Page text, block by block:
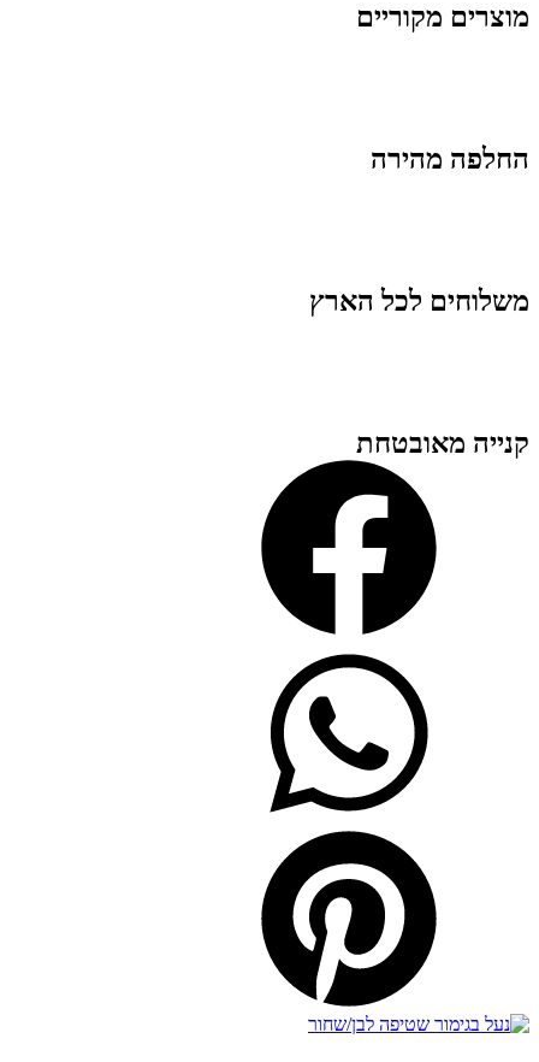
מוצרים מקוריים
החלפה מהירה
משלוחים לכל הארץ
קנייה מאובטחת